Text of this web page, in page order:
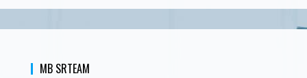
MB SRTEAM